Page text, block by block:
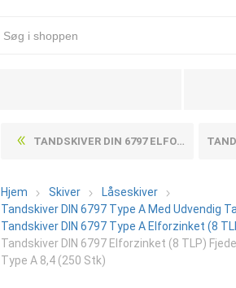
TANDSKIVER DIN 6797 ELFORZINKET (8 TLP) FJEDERSTÅL MED UDVENDIG TÆNDER TYPE A 6,4 (500 STK) TANDSKIVER DIN
Hjem Skiver
Låseskiver
Tandskiver DIN 6797 Type A Med Udvendig
Tandskiver DIN 6797 Type A Elforzinket (8
Tandskiver DIN 6797 Elforzinket (8 TLP)
Type A 8,4 (250 Stk)